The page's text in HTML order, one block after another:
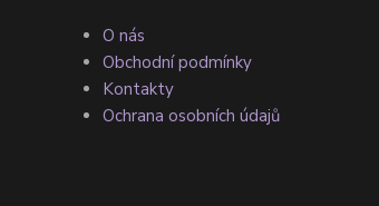
O nás
Obchodní podmínky
Kontakty
Ochrana osobních údajů